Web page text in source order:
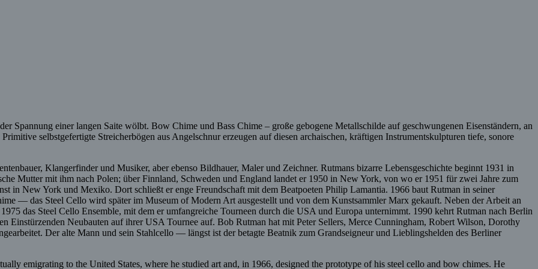
Spannung einer langen Saite wölbt. Bow Chime und Bass Chime – große gebogene Metallschilde auf geschwungenen Eisenständern, an
selbstgefertigte Streicherbögen aus Angelschnur erzeugen auf diesen archaischen, kräftigen Instrumentskulpturen tiefe, sonore
Klangerfinder und Musiker, aber ebenso Bildhauer, Maler und Zeichner. Rutmans bizarre Lebensgeschichte beginnt 1931 in
Mutter mit ihm nach Polen; über Finnland, Schweden und England landet er 1950 in New York, von wo er 1951 für zwei Jahre zum
in New York und Mexiko. Dort schließt er enge Freundschaft mit dem Beatpoeten Philip Lamantia. 1966 baut Rutman in seiner
— das Steel Cello wird später im Museum of Modern Art ausgestellt und von dem Kunstsammler Marx gekauft. Neben der Arbeit an
das Steel Cello Ensemble, mit dem er umfangreiche Tourneen durch die USA und Europa unternimmt. 1990 kehrt Rutman nach Berlin
Einstürzenden Neubauten auf ihrer USA Tournee auf. Bob Rutman hat mit Peter Sellers, Merce Cunningham, Robert Wilson, Dorothy
Der alte Mann und sein Stahlcello — längst ist der betagte Beatnik zum Grandseigneur und Lieblingshelden des Berliner
emigrating to the United States, where he studied art and, in 1966, designed the prototype of his steel cello and bow chimes. He